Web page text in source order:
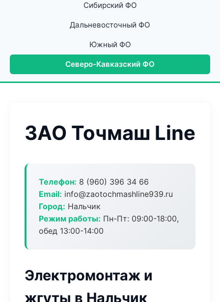
Сибирский ФО
Дальневосточный ФО
Южный ФО
Северо-Кавказский ФО
ЗАО Точмаш Line
Телефон: 8 (960) 396 34 66
Email: info@zaotochmashline939.ru
Город: Нальчик
Режим работы: Пн-Пт: 09:00-18:00,
обед 13:00-14:00
Электромонтаж и
жгуты в Нальчик